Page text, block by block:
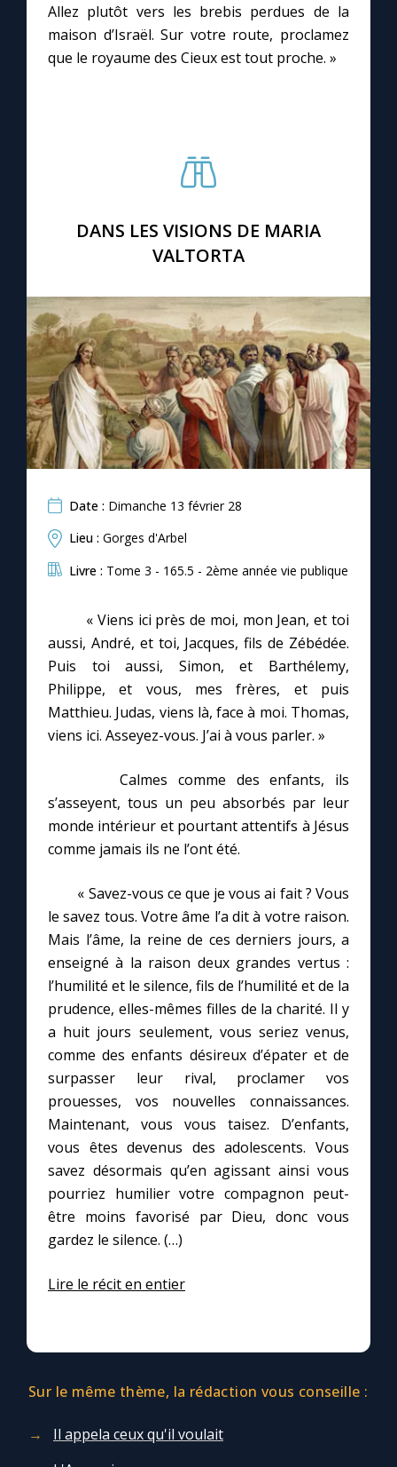
Mes intentions de prière
1000 Raisons de Croire
Contact
Faire un don
Marie de Nazareth
Allez plutôt vers les brebis perdues de la
maison d’Israël. Sur votre route, proclamez
que le royaume des Cieux est tout proche. »
DANS LES VISIONS DE MARIA
VALTORTA
Date : Dimanche 13 février 28
Lieu : Gorges d'Arbel
Livre : Tome 3 - 165.5 - 2ème année vie publique
« Viens ici près de moi, mon Jean, et toi
aussi, André, et toi, Jacques, fils de Zébédée.
Puis toi aussi, Simon, et Barthélemy,
Philippe, et vous, mes frères, et puis
Matthieu. Judas, viens là, face à moi. Thomas,
viens ici. Asseyez-vous. J’ai à vous parler. »
Calmes comme des enfants, ils
s’asseyent, tous un peu absorbés par leur
monde intérieur et pourtant attentifs à Jésus
comme jamais ils ne l’ont été.
« Savez-vous ce que je vous ai fait ? Vous
le savez tous. Votre âme l’a dit à votre raison.
Mais l’âme, la reine de ces derniers jours, a
enseigné à la raison deux grandes vertus :
l’humilité et le silence, fils de l’humilité et de la
prudence, elles-mêmes filles de la charité. Il y
a huit jours seulement, vous seriez venus,
comme des enfants désireux d’épater et de
surpasser leur rival, proclamer vos
prouesses, vos nouvelles connaissances.
Maintenant, vous vous taisez. D’enfants,
vous êtes devenus des adolescents. Vous
savez désormais qu’en agissant ainsi vous
pourriez humilier votre compagnon peut-
être moins favorisé par Dieu, donc vous
gardez le silence. (…)
Lire le récit en entier
Sur le même thème, la rédaction vous conseille :
Il appela ceux qu'il voulait